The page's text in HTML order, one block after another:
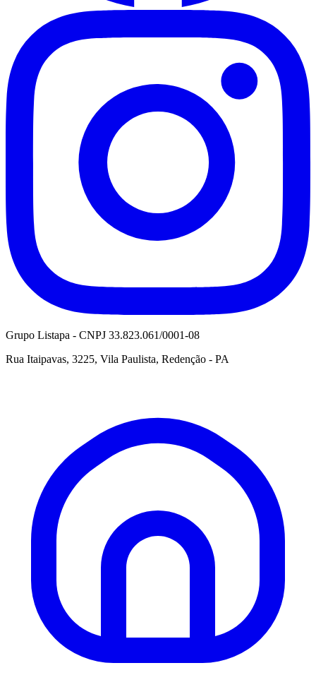
Grupo Listapa - CNPJ 33.823.061/0001-08
Rua Itaipavas, 3225, Vila Paulista, Redenção - PA